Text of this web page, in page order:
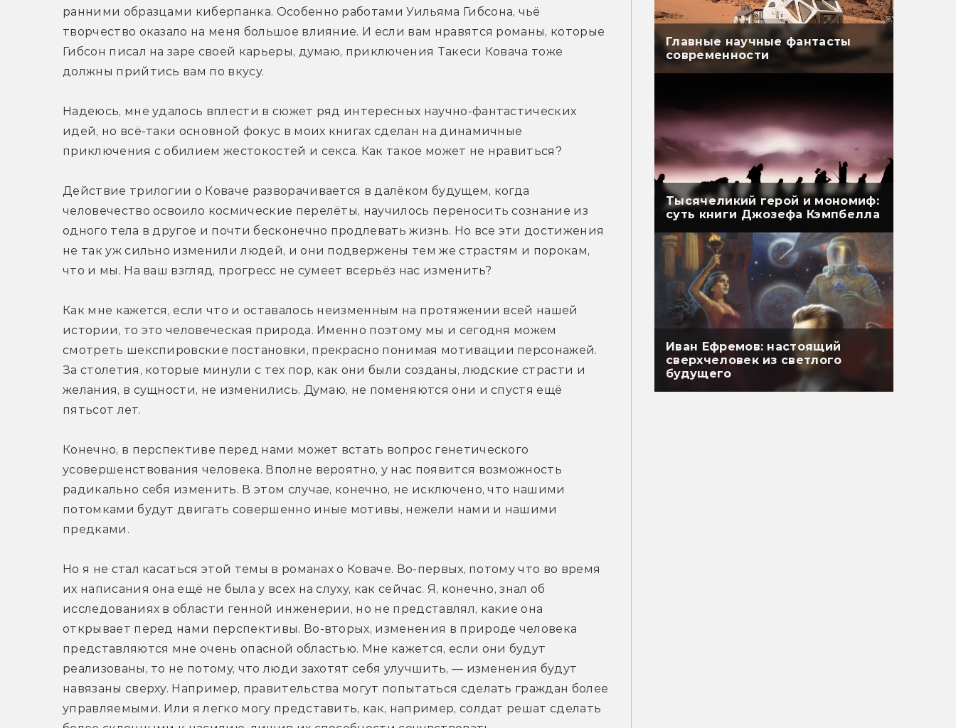
ранними образцами киберпанка. Особенно работами Уильяма Гибсона, чьё
творчество оказало на меня большое влияние. И если вам нравятся романы, которые
Гибсон писал на заре своей карьеры, думаю, приключения Такеси Ковача тоже
должны прийтись вам по вкусу.
Надеюсь, мне удалось вплести в сюжет ряд интересных научно-фантастических
идей, но всё-таки основной фокус в моих книгах сделан на динамичные
приключения с обилием жестокостей и секса. Как такое может не нравиться?
Действие трилогии о Коваче разворачивается в далёком будущем, когда
человечество освоило космические перелёты, научилось переносить сознание из
одного тела в другое и почти бесконечно продлевать жизнь. Но все эти достижения
не так уж сильно изменили людей, и они подвержены тем же страстям и порокам,
что и мы. На ваш взгляд, прогресс не сумеет всерьёз нас изменить?
Как мне кажется, если что и оставалось неизменным на протяжении всей нашей
истории, то это человеческая природа. Именно поэтому мы и сегодня можем
смотреть шекспировские постановки, прекрасно понимая мотивации персонажей.
За столетия, которые минули с тех пор, как они были созданы, людские страсти и
желания, в сущности, не изменились. Думаю, не поменяются они и спустя ещё
пятьсот лет.
Конечно, в перспективе перед нами может встать вопрос генетического
усовершенствования человека. Вполне вероятно, у нас появится возможность
радикально себя изменить. В этом случае, конечно, не исключено, что нашими
потомками будут двигать совершенно иные мотивы, нежели нами и нашими
предками.
Но я не стал касаться этой темы в романах о Коваче. Во-первых, потому что во время
их написания она ещё не была у всех на слуху, как сейчас. Я, конечно, знал об
исследованиях в области генной инженерии, но не представлял, какие она
открывает перед нами перспективы. Во-вторых, изменения в природе человека
представляются мне очень опасной областью. Мне кажется, если они будут
реализованы, то не потому, что люди захотят себя улучшить, — изменения будут
навязаны сверху. Например, правительства могут попытаться сделать граждан более
управляемыми. Или я легко могу представить, как, например, солдат решат сделать
Главные научные фантасты
современности
Тысячеликий герой и мономиф:
суть книги Джозефа Кэмпбелла
Иван Ефремов: настоящий
сверхчеловек из светлого
будущего